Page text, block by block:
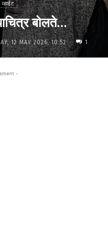
बोलते…
12 MAY 2026, 10:52 1
-